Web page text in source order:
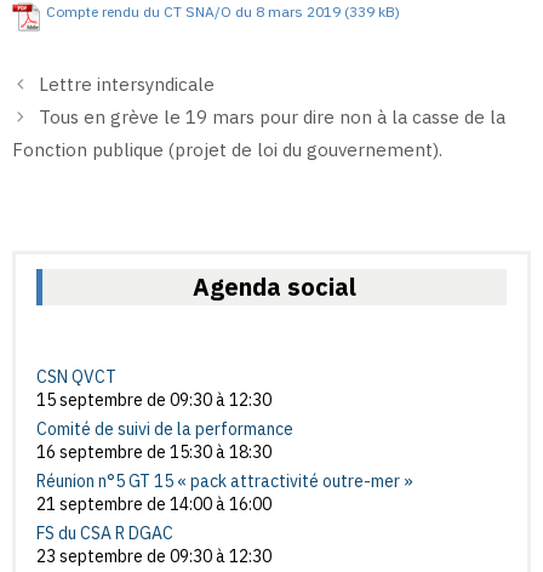
Compte rendu du CT SNA/O du 8 mars 2019
Lettre intersyndicale
Tous en grève le 19 mars pour dire non à la casse de la
Fonction publique (projet de loi du gouvernement).
Agenda social
CSN QVCT
15 septembre de 09:30à 12:30
Comité de suivi de la performance
16 septembre de 15:30à 18:30
Réunion n°5 GT 15 « pack attractivité outre-mer »
21 septembre de 14:00à 16:00
FS du CSA R DGAC
23 septembre de 09:30à 12:30